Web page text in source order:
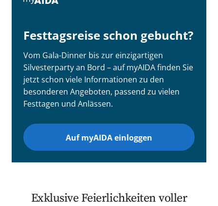
Festtagsreise schon gebucht?
Vom Gala-Dinner bis zur einzigartigen
Silvesterparty an Bord – auf myAIDA finden Sie
jetzt schon viele Informationen zu den
besonderen Angeboten, passend zu vielen
Festtagen und Anlässen.
Auf myAIDA einloggen
Exklusive Feierlichkeiten voller